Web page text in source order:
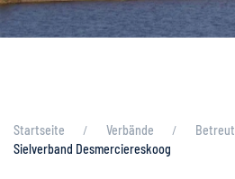
Startseite Verbände
Sielverband Desmerciereskoog